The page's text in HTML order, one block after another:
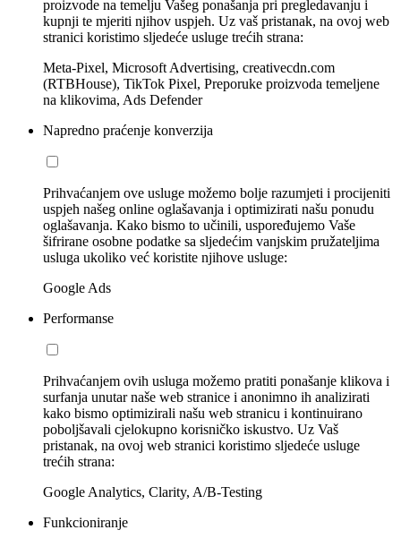
proizvode na temelju Vašeg ponašanja pri pregledavanju i
kupnji te mjeriti njihov uspjeh. Uz vaš pristanak, na ovoj web
stranici koristimo sljedeće usluge trećih strana:
Meta-Pixel, Microsoft Advertising, creativecdn.com
(RTBHouse), TikTok Pixel, Preporuke proizvoda temeljene
na klikovima, Ads Defender
Napredno praćenje konverzija
Prihvaćanjem ove usluge možemo bolje razumjeti i procijeniti
uspjeh našeg online oglašavanja i optimizirati našu ponudu
oglašavanja. Kako bismo to učinili, uspoređujemo Vaše
šifrirane osobne podatke sa sljedećim vanjskim pružateljima
usluga ukoliko već koristite njihove usluge:
Google Ads
Performanse
Prihvaćanjem ovih usluga možemo pratiti ponašanje klikova i
surfanja unutar naše web stranice i anonimno ih analizirati
kako bismo optimizirali našu web stranicu i kontinuirano
poboljšavali cjelokupno korisničko iskustvo. Uz Vaš
pristanak, na ovoj web stranici koristimo sljedeće usluge
trećih strana:
Google Analytics, Clarity, A/B-Testing
Funkcioniranje